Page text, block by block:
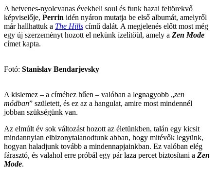
A hetvenes-nyolcvanas évekbeli soul és funk hazai feltörekvő
képviselője, Perrin idén nyáron mutatja be első albumát, amelyről
már hallhattuk a The Hills című dalát. A megjelenés előtt most még
egy új szerzeményt hozott el nekünk ízelítőül, amely a Zen Mode
címet kapta.
Fotó: Stanislav Bendarjevsky
A kislemez – a címéhez hűen – valóban a legnagyobb „zen
módban” született, és ez az a hangulat, amire most mindennél
jobban szükségünk van.
Az elmúlt év sok változást hozott az életünkben, talán egy kicsit
mindannyian elbizonytalanodtunk abban, hogy mitévők legyünk,
hogyan haladjunk tovább a mindennapjainkban. Ez valóban elég
fárasztó, és valahol erre próbál egy pár laza percet biztosítani a Zen
Mode.